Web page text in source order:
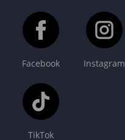
Facebook Instagram
TikTok